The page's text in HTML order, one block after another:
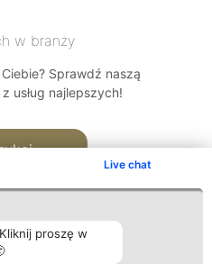
Live chat
proszę w
w branży
Sprawdź naszą
usług najlepszych!